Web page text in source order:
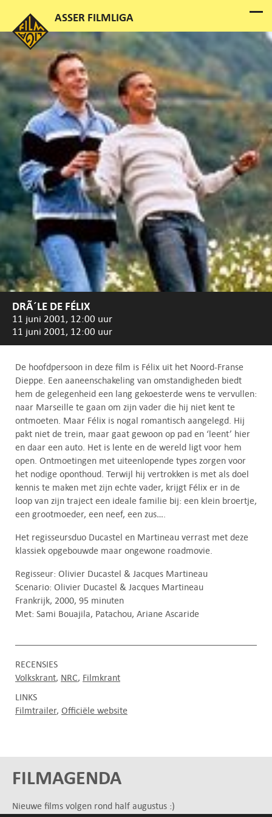
DRÃ´LE DE FÉLIX
11 juni 2001, 12:00 uur
11 juni 2001, 12:00 uur
De hoofdpersoon in deze film is Félix uit het Noord-Franse
Dieppe. Een aaneenschakeling van omstandigheden biedt
hem de gelegenheid een lang gekoesterde wens te vervullen:
naar Marseille te gaan om zijn vader die hij niet kent te
ontmoeten. Maar Félix is nogal romantisch aangelegd. Hij
pakt niet de trein, maar gaat gewoon op pad en ‘leent’ hier
en daar een auto. Het is lente en de wereld ligt voor hem
open. Ontmoetingen met uiteenlopende types zorgen voor
het nodige oponthoud. Terwijl hij vertrokken is met als doel
kennis te maken met zijn echte vader, krijgt Félix er in de
loop van zijn traject een ideale familie bij: een klein broertje,
een grootmoeder, een neef, een zus….
Het regisseursduo Ducastel en Martineau verrast met deze
klassiek opgebouwde maar ongewone roadmovie.
Regisseur: Olivier Ducastel & Jacques Martineau
Scenario: Olivier Ducastel & Jacques Martineau
Frankrijk, 2000, 95 minuten
Met: Sami Bouajila, Patachou, Ariane Ascaride
RECENSIES
Volkskrant NRC Filmkrant
LINKS
Filmtrailer Officiële website
FILMAGENDA
Nieuwe films volgen rond half augustus :)